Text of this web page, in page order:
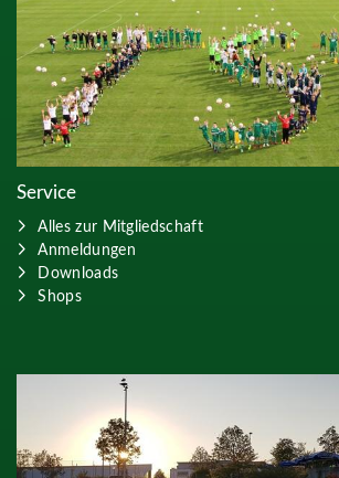
Service
Alles zur Mitgliedschaft
Anmeldungen
Downloads
Shops